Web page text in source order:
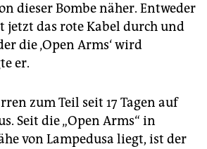
dieser Bombe näher. Entweder
jetzt das rote Kabel durch und
die ‚Open Arms‘ wird
er.
zum Teil seit 17 Tagen auf
Seit die „Open Arms“ in
von Lampedusa liegt, ist der